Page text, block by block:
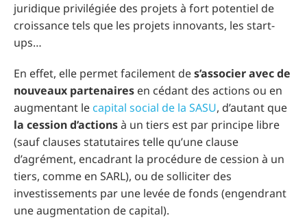
juridique privilégiée des projets à fort potentiel de
croissance tels que les projets innovants, les start-
ups…
En effet, elle permet facilement des’associer avec de
nouveaux partenaires en cédant des actions ou en
augmentant le capital social de la SASU, d’autant que
la cession d’actionsà un tiers est par principe libre
(sauf clauses statutaires telle qu’une clause
d’agrément, encadrant la procédure de cession à un
tiers, comme en SARL), ou de solliciter des
investissements par une levée de fonds (engendrant
une augmentation de capital).